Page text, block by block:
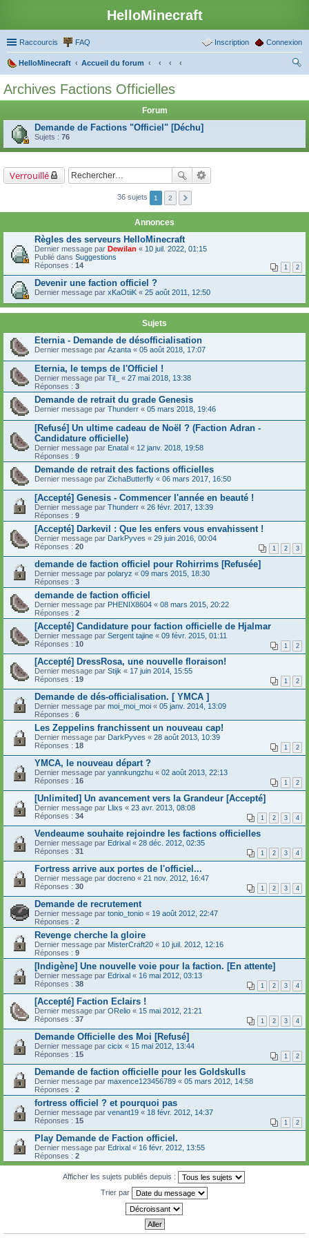
HelloMinecraft
Raccourcis FAQ Connexion
Inscription
HelloMinecraft
Accueil du forum
Archives Factions Officielles
Forum
Demande de Factions "Officiel" [Déchu]
Sujets : 76
Verrouillé
36 sujets 1 2
Annonces
Règles des serveurs HelloMinecraft
Dernier message par Dewilan « 10 juil. 2022, 01:15
Publié dans Suggestions
Réponses : 14 1 2
Devenir une faction officiel ?
Dernier message par xKaOtiiK « 25 août 2011, 12:50
Sujets
Eternia - Demande de désofficialisation
Dernier message par Azanta « 05 août 2018, 17:07
Eternia, le temps de l'Officiel !
Dernier message par Til_ « 27 mai 2018, 13:38
Réponses : 3
Demande de retrait du grade Genesis
Dernier message par Thunderr « 05 mars 2018, 19:46
[Refusé] Un ultime cadeau de Noël ? (Faction Adran -
Candidature officielle)
Dernier message par Enatal « 12 janv. 2018, 19:58
Réponses : 9
Demande de retrait des factions officielles
Dernier message par ZichaButterfly « 06 mars 2017, 16:50
[Accepté] Genesis - Commencer l'année en beauté !
Dernier message par Thunderr « 26 févr. 2017, 13:39
Réponses : 9
[Accepté] Darkevil : Que les enfers vous envahissent !
Dernier message par DarkPyves « 29 juin 2016, 00:04
Réponses : 20 1 2 3
demande de faction officiel pour Rohirrims [Refusée]
Dernier message par polaryz « 09 mars 2015, 18:30
Réponses : 3
demande de faction officiel
Dernier message par PHENIX8604 « 08 mars 2015, 20:22
Réponses : 2
[Accepté] Candidature pour faction officielle de Hjalmar
Dernier message par Sergent tajine « 09 févr. 2015, 01:11
Réponses : 10 1 2
[Accepté] DressRosa, une nouvelle floraison!
Dernier message par Stijk « 17 juin 2014, 15:55
Réponses : 19 1 2
Demande de dés-officialisation. [ YMCA ]
Dernier message par moi_moi_moi « 05 janv. 2014, 13:09
Réponses : 6
Les Zeppelins franchissent un nouveau cap!
Dernier message par DarkPyves « 28 août 2013, 10:39
Réponses : 18 1 2
YMCA, le nouveau départ ?
Dernier message par yannkungzhu « 02 août 2013, 22:13
Réponses : 16 1 2
[Unlimited] Un avancement vers la Grandeur [Accepté]
Dernier message par Llixs « 23 avr. 2013, 08:08
Réponses : 34 1 2 3 4
Vendeaume souhaite rejoindre les factions officielles
Dernier message par Edrixal « 28 déc. 2012, 02:35
Réponses : 31 1 2 3 4
Fortress arrive aux portes de l'officiel...
Dernier message par docreno « 21 nov. 2012, 16:47
Réponses : 30 1 2 3 4
Demande de recrutement
Dernier message par tonio_tonio « 19 août 2012, 22:47
Réponses : 2
Revenge cherche la gloire
Dernier message par MisterCraft20 « 10 juil. 2012, 12:16
Réponses : 9
[Indigène] Une nouvelle voie pour la faction. [En attente]
Dernier message par Edrixal « 16 mai 2012, 03:13
Réponses : 38 1 2 3 4
[Accepté] Faction Eclairs !
Dernier message par ORelio « 15 mai 2012, 21:21
Réponses : 37 1 2 3 4
Demande Officielle des Moi [Refusé]
Dernier message par cicix « 15 mai 2012, 13:44
Réponses : 15 1 2
Demande de faction officielle pour les Goldskulls
Dernier message par maxence123456789 « 05 mars 2012, 14:58
Réponses : 2
fortress officiel ? et pourquoi pas
Dernier message par venant19 « 18 févr. 2012, 14:37
Réponses : 15 1 2
Play Demande de Faction officiel.
Dernier message par Edrixal « 16 févr. 2012, 13:55
Réponses : 2
Afficher les sujets publiés depuis :
Trier par